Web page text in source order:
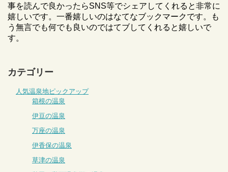
事を読んで良かったらSNS等でシェアしてくれると非常に
嬉しいです。一番嬉しいのはなてなブックマークです。も
う無言でも何でも良いのではてブしてくれると嬉しいで
す。
カテゴリー
人気温泉地ピックアップ
箱根の温泉
伊豆の温泉
万座の温泉
伊香保の温泉
草津の温泉